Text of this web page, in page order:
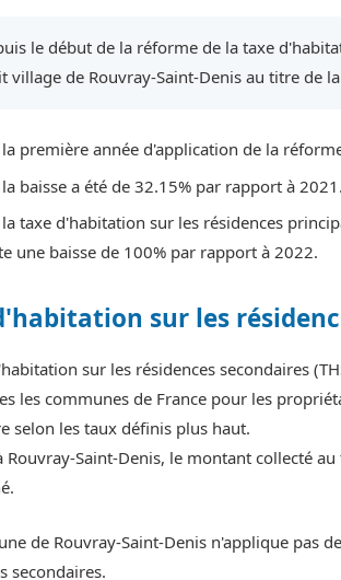
le début de la réforme de la taxe
village de Rouvray-Saint-Denis au titre de la
première année d'application de la
baisse a été de 32.15% par rapport à 2021.
taxe d'habitation sur les résidences
une baisse de 100% par rapport à 2022.
sur les
sur les résidences secondaires
les communes de France pour les
selon les taux définis plus haut.
Rouvray-Saint-Denis, le montant collecté
de Rouvray-Saint-Denis n'applique pas
secondaires.